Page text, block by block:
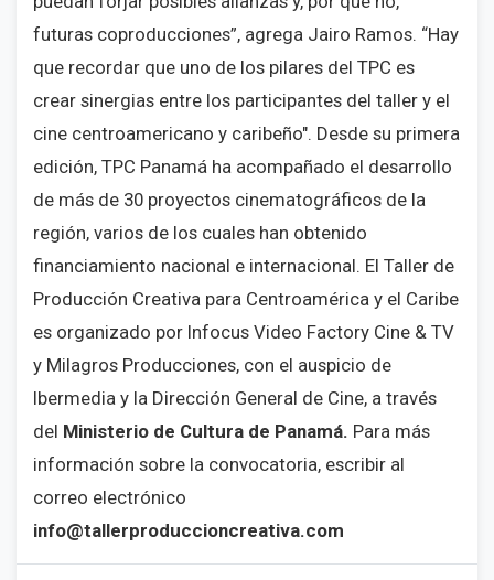
futuras coproducciones”, agrega Jairo Ramos. “Hay
que recordar que uno de los pilares del TPC es
crear sinergias entre los participantes del taller y el
cine centroamericano y caribeño". Desde su primera
edición, TPC Panamá ha acompañado el desarrollo
de más de 30 proyectos cinematográficos de la
región, varios de los cuales han obtenido
financiamiento nacional e internacional. El Taller de
Producción Creativa para Centroamérica y el Caribe
es organizado por Infocus Video Factory Cine & TV
y Milagros Producciones, con el auspicio de
Ibermedia y la Dirección General de Cine, a través
del Ministerio de Cultura de Panamá. Para más
información sobre la convocatoria, escribir al
correo electrónico
info@tallerproduccioncreativa.com